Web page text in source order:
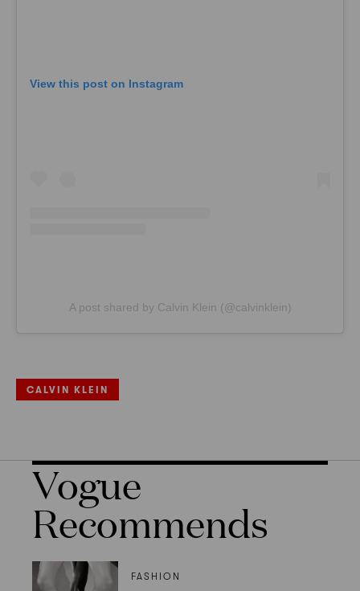
View this post on Instagram
A post shared by Calvin Klein (@calvinklein)
CALVIN KLEIN
Vogue
Recommends
FASHION